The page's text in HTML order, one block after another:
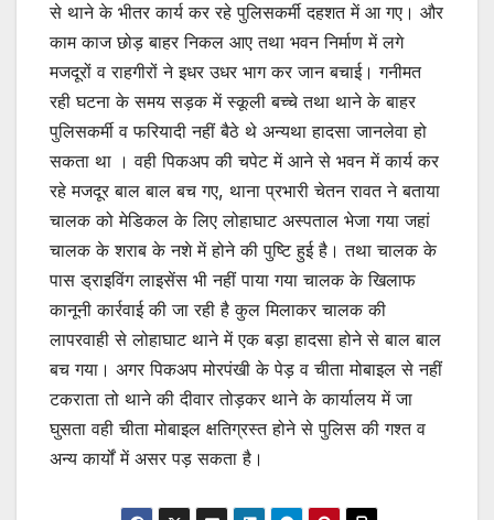
से थाने के भीतर कार्य कर रहे पुलिसकर्मी दहशत में आ गए। और
काम काज छोड़ बाहर निकल आए तथा भवन निर्माण में लगे
मजदूरों व राहगीरों ने इधर उधर भाग कर जान बचाई। गनीमत
रही घटना के समय सड़क में स्कूली बच्चे तथा थाने के बाहर
पुलिसकर्मी व फरियादी नहीं बैठे थे अन्यथा हादसा जानलेवा हो
सकता था । वही पिकअप की चपेट में आने से भवन में कार्य कर
रहे मजदूर बाल बाल बच गए, थाना प्रभारी चेतन रावत ने बताया
चालक को मेडिकल के लिए लोहाघाट अस्पताल भेजा गया जहां
चालक के शराब के नशे में होने की पुष्टि हुई है। तथा चालक के
पास ड्राइविंग लाइसेंस भी नहीं पाया गया चालक के खिलाफ
कानूनी कार्रवाई की जा रही है कुल मिलाकर चालक की
लापरवाही से लोहाघाट थाने में एक बड़ा हादसा होने से बाल बाल
बच गया। अगर पिकअप मोरपंखी के पेड़ व चीता मोबाइल से नहीं
टकराता तो थाने की दीवार तोड़कर थाने के कार्यालय में जा
घुसता वही चीता मोबाइल क्षतिग्रस्त होने से पुलिस की गश्त व
अन्य कार्यों में असर पड़ सकता है।